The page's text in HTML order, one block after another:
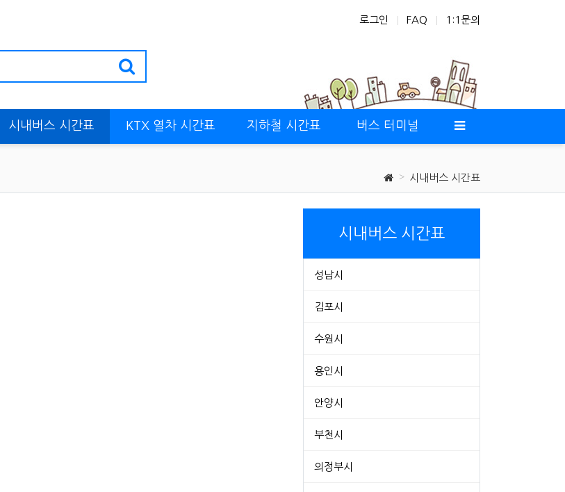
로그인 FAQ 1:1문의
시내버스 시간표 KTX 열차 시간표 지하철 시간표 버스 터미널
시내버스 시간표
시내버스 시간표
성남시
김포시
수원시
용인시
안양시
부천시
의정부시